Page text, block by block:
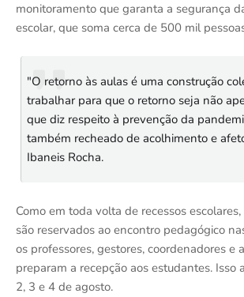
monitoramento que garanta a segurança
escolar, que soma cerca de 500 mil
"O retorno às aulas é uma construção
trabalhar para que o retorno seja não
que diz respeito à prevenção da
também recheado de acolhimento e
Ibaneis Rocha.
Como em toda volta de recessos
são reservados ao encontro pedagógico
os professores, gestores, coordenadores e
preparam a recepção aos estudantes. Isso
2, 3 e 4 de agosto.